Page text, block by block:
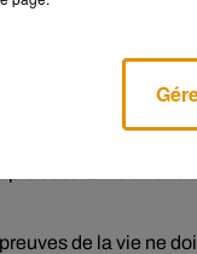
Thompson et
de poulie
épuisé mais
est là. Il devient
de la vie ne